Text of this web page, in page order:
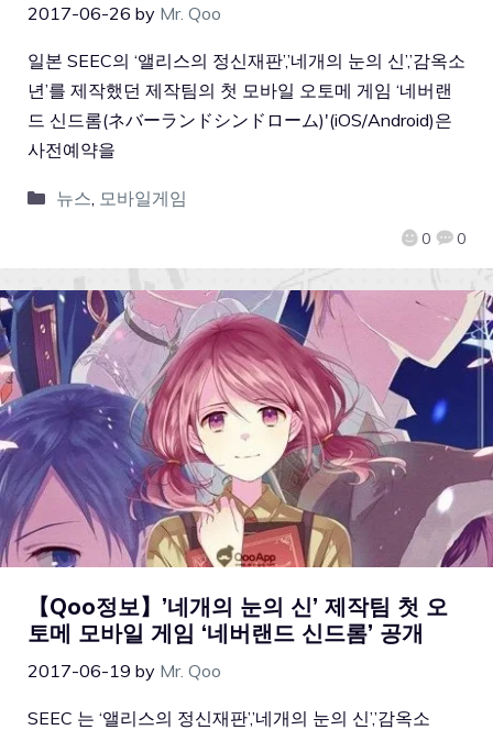
2017-06-26 by Mr. Qoo
0 0
일본 SEEC의 ‘앨리스의 정신재판’,’네개의 눈의 신’,’감옥소
년’를 제작했던 제작팀의 첫 모바일 오토메 게임 ‘네버랜
드 신드롬(ネバーランドシンドローム)'(iOS/Android)은
사전예약을
뉴스 모바일게임
【Qoo정보】’네개의 눈의 신’ 제작팀 첫 오
토메 모바일 게임 ‘네버랜드 신드롬’ 공개
2017-06-19 by Mr. Qoo
SEEC 는 ‘앨리스의 정신재판’,’네개의 눈의 신’,’감옥소